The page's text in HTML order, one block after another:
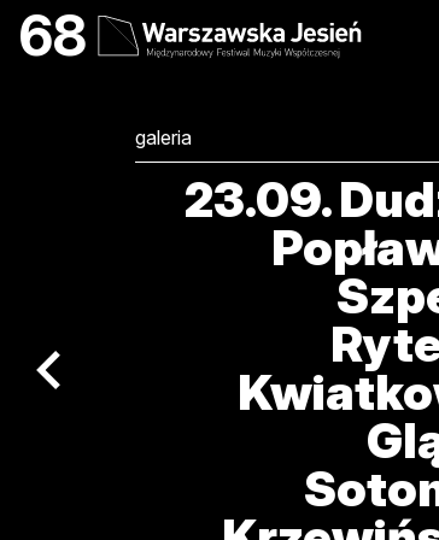
23.09. Dudziak /
68
galeria
23.09.
poprzedni artykuł / previous article